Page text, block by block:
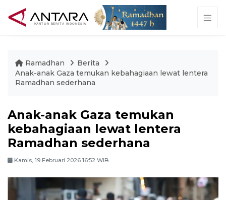
Ramadhan
Berita
Anak-anak Gaza temukan kebahagiaan lewat lentera
Ramadhan sederhana
Anak-anak Gaza temukan
kebahagiaan lewat lentera
Ramadhan sederhana
Kamis, 19 Februari 2026 16:52 WIB